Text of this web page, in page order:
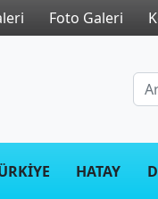
Foto Galeri
HATAY